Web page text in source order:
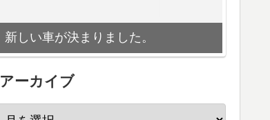
新しい車が決まりました。
アーカイブ